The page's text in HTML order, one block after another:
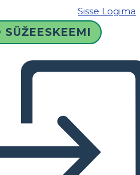
Sisse Logima
SÜŽEESKEEMI